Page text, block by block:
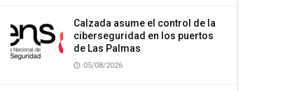
Calzada asume el control de la
ciberseguridad en los puertos
de Las Palmas
05/08/2026